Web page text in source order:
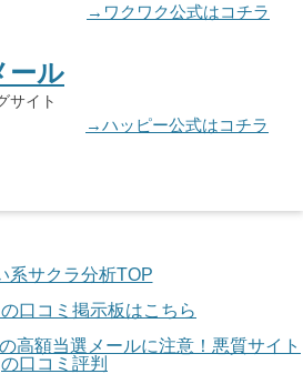
→ワクワク公式はコチラ
ール
サイト
→ハッピー公式はコチラ
系サクラ分析TOP
口コミ掲示板はこちら
高額当選メールに注意！悪質サイト
の口コミ評判